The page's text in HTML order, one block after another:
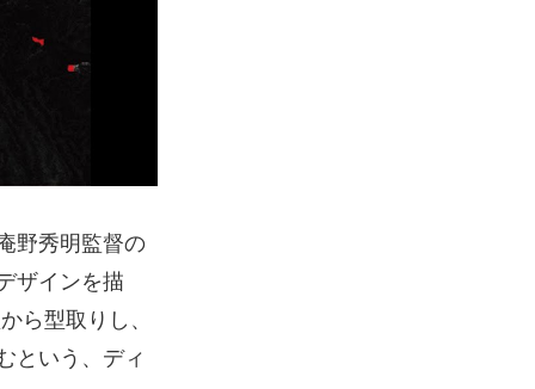
野秀明監督の
ザインを描
ら型取りし、
という、ディ